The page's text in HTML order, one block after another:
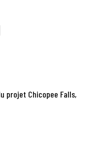
projet Chicopee Falls,